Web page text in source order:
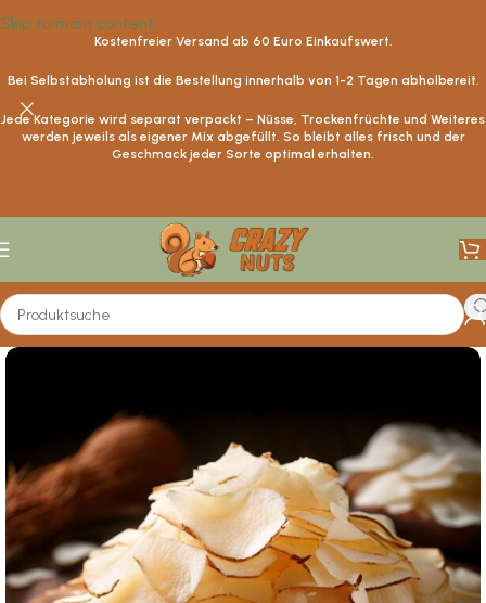
Skip to main content
Kostenfreier Versand ab 60 Euro Einkaufswert.
Bei Selbstabholung ist die Bestellung innerhalb von 1-2 Tagen abholbereit.
Jede Kategorie wird separat verpackt – Nüsse, Trockenfrüchte und Weiteres
werden jeweils als eigener Mix abgefüllt. So bleibt alles frisch und der
Geschmack jeder Sorte optimal erhalten.